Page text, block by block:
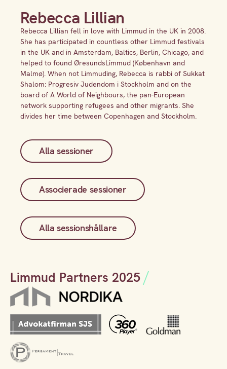
Rebecca Lillian
Rebecca Lillian fell in love with Limmud in the UK in 2008.
She has participated in countless other Limmud festivals
in the UK and in Amsterdam, Baltics, Berlin, Chicago, and
helped to found ØresundsLimmud (København and
Malmø). When not Limmuding, Rebecca is rabbi of Sukkat
Shalom: Progresiv Judendom i Stockholm and on the
board of A World of Neighbours, the pan-European
network supporting refugees and other migrants. She
divides her time between Copenhagen and Stockholm.
Alla sessioner
Associerade sessioner
Alla sessionshållare
Limmud Partners 2025